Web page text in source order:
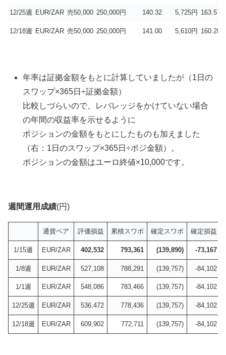
12/25週 EUR/ZAR 売50,000 250,000円 140.32 5,725円 163.57
12/18週 EUR/ZAR 売50,000 250,000円 141.00 5,610円 160.28
年率は証拠金額をもとに計算していましたが（1日の
スワップ×365日÷証拠金額）
比較しづらいので、レバレッジをかけていない場合
の年間の収益率を示せるように
ポジションの金額をもとにしたものも加えました
（右：1日のスワップ×365日÷ポジ金額）。
ポジションの金額はユーロ終値×10,000です。
週間運用成績(円)
通貨ペア 評価損益 累積スワポ 確定スワポ 確定損益
1/15週 EUR/ZAR 402,532 793,361 (139,890) -73,167
1/8週 EUR/ZAR 527,108 788,291 (139,757) -84,102
1/1週 EUR/ZAR 548,086 783,466 (139,757) -84,102
12/25週 EUR/ZAR 536,472 778,436 (139,757) -84,102
12/18週 EUR/ZAR 609,902 772,711 (139,757) -84,102